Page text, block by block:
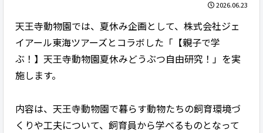
2026.06.23
天王寺動物園では、夏休み企画として、株式会社ジェ
イアール東海ツアーズとコラボした「【親子で学
ぶ！】天王寺動物園夏休みどうぶつ自由研究！」を実
施します。
内容は、天王寺動物園で暮らす動物たちの飼育環境づ
くりや工夫について、飼育員から学べるものとなって